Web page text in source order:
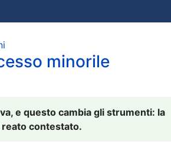
minorile
e questo cambia gli strumenti: la
reato contestato.